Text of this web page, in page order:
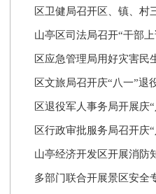
区卫健局召开区、镇、村
山亭区司法局召开“干部
区应急管理局用好灾害民
区文旅局召开庆“八一”退
区退役军人事务局开展庆
区行政审批服务局召开庆
山亭经济开发区开展消防
多部门联合开展景区安全